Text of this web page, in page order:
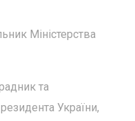
Міністерства
та
України,